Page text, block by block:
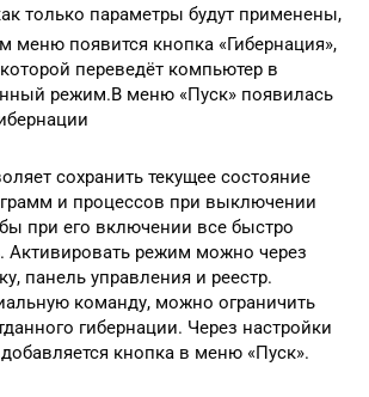
только параметры будут применены,
меню появится кнопка «Гибернация»,
переведёт компьютер в
режим.В меню «Пуск» появилась
сохранить текущее состояние
и процессов при выключении
при его включении все быстро
Активировать режим можно через
панель управления и реестр.
команду, можно ограничить
гибернации. Через настройки
кнопка в меню «Пуск».